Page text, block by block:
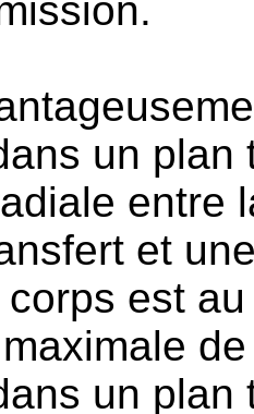
un
entre
et
est
un plan